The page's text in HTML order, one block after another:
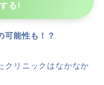
る!
可能性も！？
クリニックはなかなか